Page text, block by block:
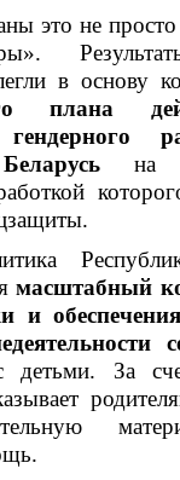
это не просто
в основу
плана
гендерного
на
масштабный
и
детьми. За